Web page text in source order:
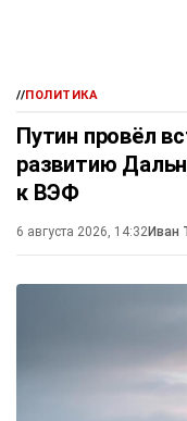
//ПОЛИТИКА
Путин провёл
развитию
к ВЭФ
6 августа 2026, 14:32Иван